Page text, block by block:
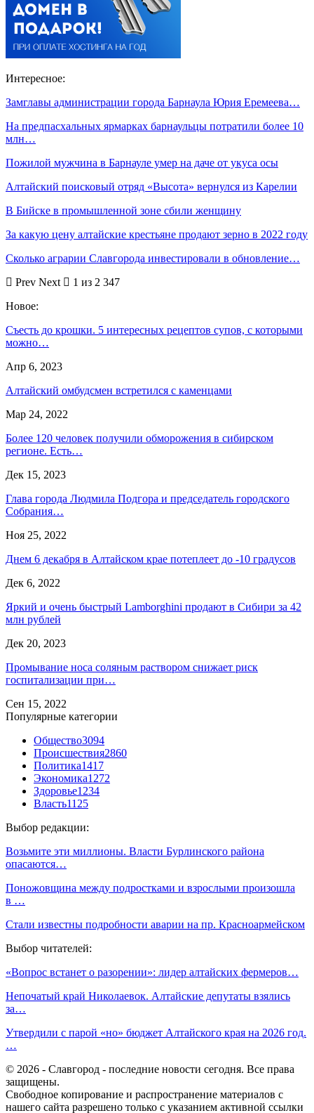
Интересное:
Замглавы администрации города Барнаула Юрия Еремеева…
На предпасхальных ярмарках барнаульцы потратили более 10
млн…
Пожилой мужчина в Барнауле умер на даче от укуса осы
Алтайский поисковый отряд «Высота» вернулся из Карелии
В Бийске в промышленной зоне сбили женщину
За какую цену алтайские крестьяне продают зерно в 2022 году
Сколько аграрии Славгорода инвестировали в обновление…
Prev Next
1 из 2 347
Новое:
Съесть до крошки. 5 интересных рецептов супов, с которыми
можно…
Апр 6, 2023
Алтайский омбудсмен встретился с каменцами
Мар 24, 2022
Более 120 человек получили обморожения в сибирском
регионе. Есть…
Дек 15, 2023
Глава города Людмила Подгора и председатель городского
Собрания…
Ноя 25, 2022
Днем 6 декабря в Алтайском крае потеплеет до -10 градусов
Дек 6, 2022
Яркий и очень быcтрый Lambоrghini продают в Сибири за 42
млн рублей
Дек 20, 2023
Промывание носа соляным раствором снижает риск
госпитализации при…
Сен 15, 2022
Популярные категории
Общество3094
Происшествия2860
Политика1417
Экономика1272
Здоровье1234
Власть1125
Выбор редакции:
Возьмите эти миллионы. Власти Бурлинского района
опасаются…
Поножовщина между подростками и взрослыми произошла
в …
Стали известны подробности аварии на пр. Красноармейском
Выбор читателей:
«Вопрос встанет о разорении»: лидер алтайских фермеров…
Непочатый край Николаевок. Алтайские депутаты взялись
за…
Утвердили с парой «но» бюджет Алтайского края на 2026 год.
…
© 2026 - Славгород - последние новости сегодня. Все права
защищены.
Свободное копирование и распространение материалов с
нашего сайта разрешено только с указанием активной ссылки